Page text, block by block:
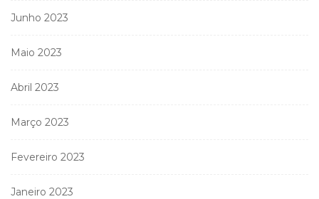
Junho 2023
Maio 2023
Abril 2023
Março 2023
Fevereiro 2023
Janeiro 2023